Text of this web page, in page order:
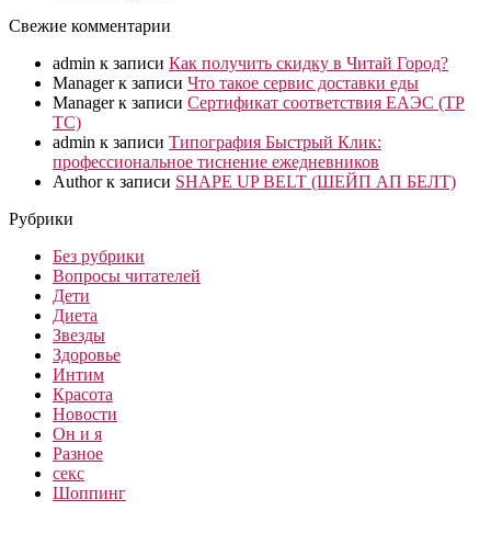
Свежие комментарии
admin к записи Как получить скидку в Читай Город?
Managerк записи Что такое сервис доставки еды
Managerк записи Сертификат соответствия ЕАЭС (ТР
ТС)
admin к записи Типография Быстрый Клик:
профессиональное тиснение ежедневников
Authorк записи SHAPE UP BELT (ШЕЙП АП БЕЛТ)
Рубрики
Без рубрики
Вопросы читателей
Дети
Диета
Звезды
Здоровье
Интим
Красота
Новости
Он и я
Разное
секс
Шоппинг